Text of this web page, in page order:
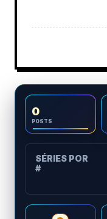
0
POSTS
SÉRIES POR
#